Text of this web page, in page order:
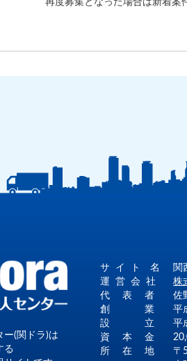
ー(関ドラ)は
る
サ イ ト 名
関
運 営 会 社
株
代 表 者
佐
創 業
平
設 立
平
資 本 金
所 在 地
〒